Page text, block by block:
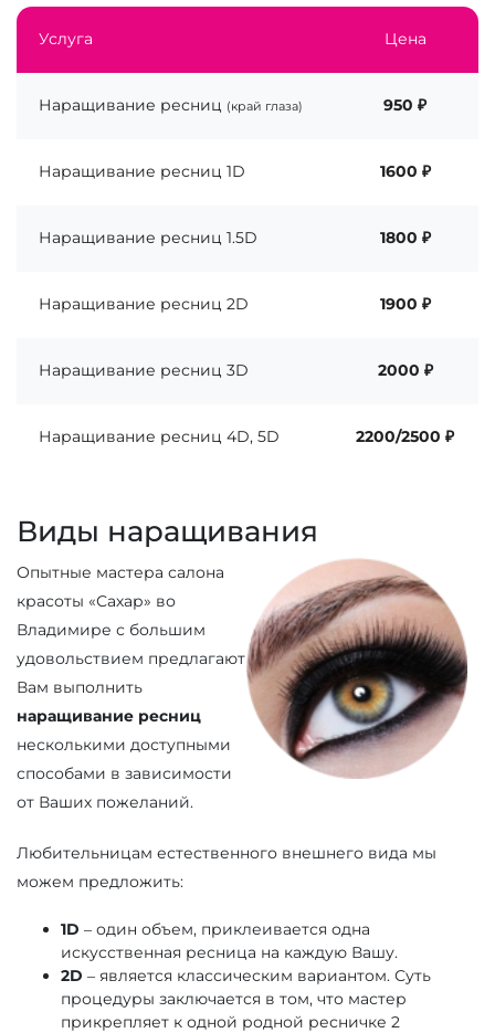
Услуга Цена
Наращивание ресниц (край глаза) 950 ₽
Наращивание ресниц 1D 1600 ₽
Наращивание ресниц 1.5D 1800 ₽
Наращивание ресниц 2D 1900 ₽
Наращивание ресниц 3D 2000 ₽
Наращивание ресниц 4D, 5D 2200/2500 ₽
Виды наращивания
Опытные мастера салона
красоты «Сахар» во
Владимире с большим
удовольствием предлагают
Вам выполнить
наращивание ресниц
несколькими доступными
способами в зависимости
от Ваших пожеланий.
Любительницам естественного внешнего вида мы
можем предложить:
1D – один объем, приклеивается одна
искусственная ресница на каждую Вашу.
2D – является классическим вариантом. Суть
процедуры заключается в том, что мастер
прикрепляет к одной родной ресничке 2